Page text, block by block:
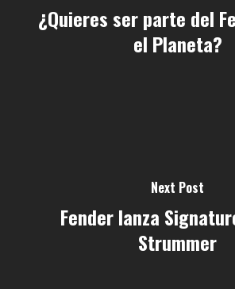
¿Quieres ser parte del
el Planeta?
Next Post
Fender lanza
Strummer